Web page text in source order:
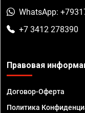
WhatsApp:
+7 3412 278390
Правовая
Договор-Оферта
Политика